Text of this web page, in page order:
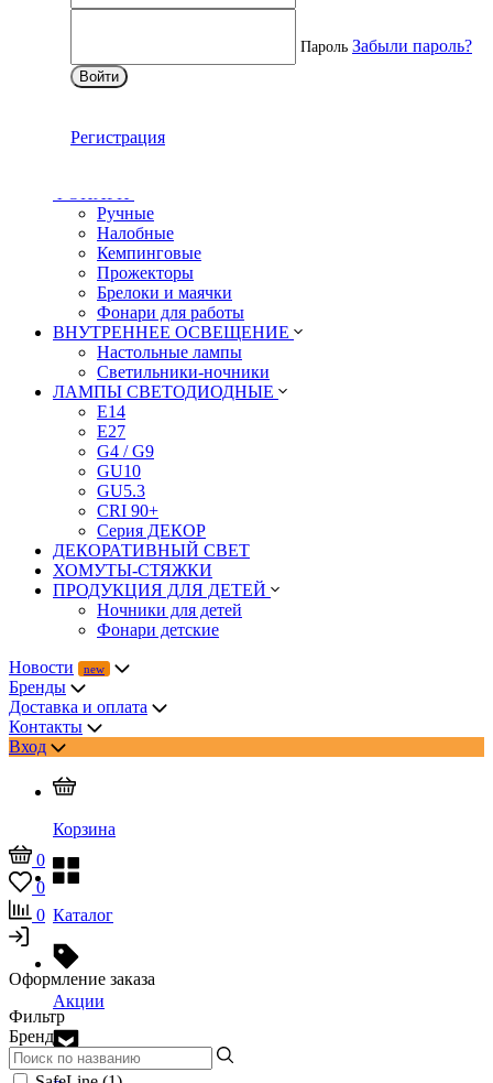
Красная
Синяя
Черная
Сетевые фильтры
Ручные
Налобные
Кемпинговые
Прожекторы
Брелоки и маячки
Фонари для работы
ВНУТРЕННЕЕ ОСВЕЩЕНИЕ
Настольные лампы
Светильники-ночники
ЛАМПЫ СВЕТОДИОДНЫЕ
E14
E27
G4 / G9
GU10
GU5.3
CRI 90+
Серия ДЕКОР
ДЕКОРАТИВНЫЙ СВЕТ
ХОМУТЫ-СТЯЖКИ
ПРОДУКЦИЯ ДЛЯ ДЕТЕЙ
Ночники для детей
Фонари детские
Новости
Бренды
Доставка и оплата
Контакты
Вход
Корзина
Каталог
Акции
0
0
0
Оформление заказа
Фильтр
Бренд
Пароль Забыли пароль?
Войти
Регистрация